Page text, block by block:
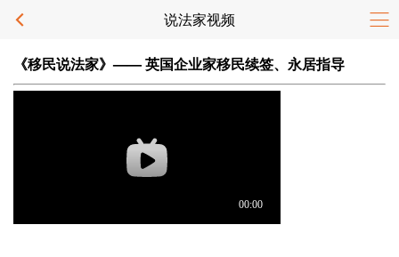
说法家视频
《移民说法家》—— 英国企业家移民续签、永居指导